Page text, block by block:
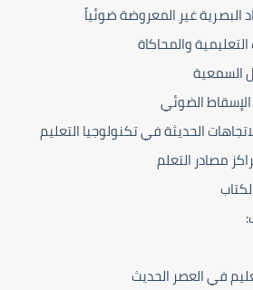
البصرية غير المعروضة ضوئياً
والمحاكاة
السمعية
الضوئي
الحديثة في تكنولوجيا التعليم
مصادر التعلم
في العصر الحديث